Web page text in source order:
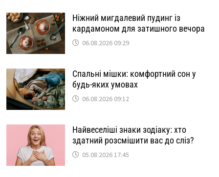
Ніжний мигдалевий пудинг із
кардамоном для затишного вечора
06.08.2026 09:29
Спальні мішки: комфортний сон у
будь-яких умовах
06.08.2026 09:12
Найвеселіші знаки зодіаку: хто
здатний розсмішити вас до сліз?
05.08.2026 17:45